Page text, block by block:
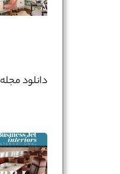
دانلود مجله interior appeal – fall 2023